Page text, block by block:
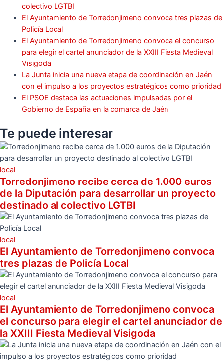
colectivo LGTBI
El Ayuntamiento de Torredonjimeno convoca tres plazas de
Policía Local
El Ayuntamiento de Torredonjimeno convoca el concurso
para elegir el cartel anunciador de la XXIII Fiesta Medieval
Visigoda
La Junta inicia una nueva etapa de coordinación en Jaén
con el impulso a los proyectos estratégicos como prioridad
El PSOE destaca las actuaciones impulsadas por el
Gobierno de España en la comarca de Jaén
Te puede interesar
local
Torredonjimeno recibe cerca de 1.000 euros
de la Diputación para desarrollar un proyecto
destinado al colectivo LGTBI
local
El Ayuntamiento de Torredonjimeno convoca
tres plazas de Policía Local
local
El Ayuntamiento de Torredonjimeno convoca
el concurso para elegir el cartel anunciador de
la XXIII Fiesta Medieval Visigoda